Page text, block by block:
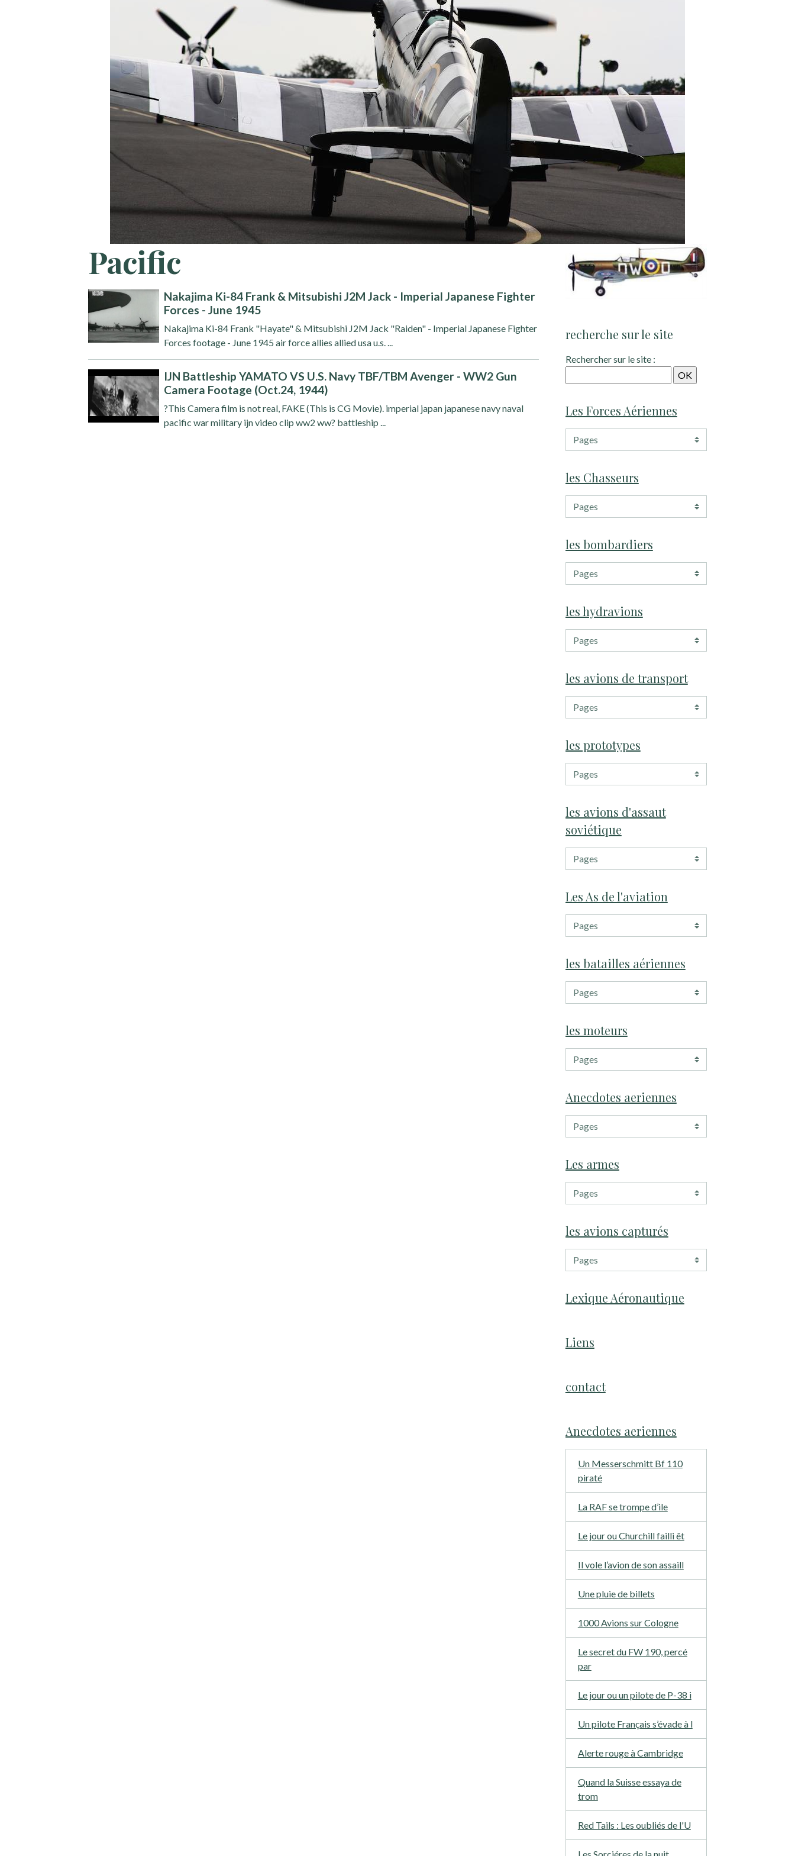
Pacific
Nakajima Ki-84 Frank & Mitsubishi J2M Jack - Imperial Japanese Fighter
Forces - June 1945
Nakajima Ki-84 Frank "Hayate" & Mitsubishi J2M Jack "Raiden" - Imperial Japanese Fighter
Forces footage - June 1945 air force allies allied usa u.s. ...
IJN Battleship YAMATO VS U.S. Navy TBF/TBM Avenger - WW2 Gun
Camera Footage (Oct.24, 1944)
?This Camera film is not real, FAKE (This is CG Movie). imperial japan japanese navy naval
pacific war military ijn video clip ww2 ww? battleship ...
recherche sur le site
Rechercher sur le site :
Les Forces Aériennes
les Chasseurs
les bombardiers
les hydravions
les avions de transport
les prototypes
les avions d'assaut
soviétique
Les As de l'aviation
les batailles aériennes
les moteurs
Anecdotes aeriennes
Les armes
les avions capturés
Lexique Aéronautique
Liens
contact
Anecdotes aeriennes
Un Messerschmitt Bf 110
piraté
La RAF se trompe d’ile
Le jour ou Churchill failli êt
Il vole l’avion de son assaill
Une pluie de billets
1000 Avions sur Cologne
Le secret du FW 190, percé
par
Le jour ou un pilote de P-38 i
Un pilote Français s’évade à l
Alerte rouge à Cambridge
Quand la Suisse essaya de
trom
Red Tails : Les oubliés de l'U